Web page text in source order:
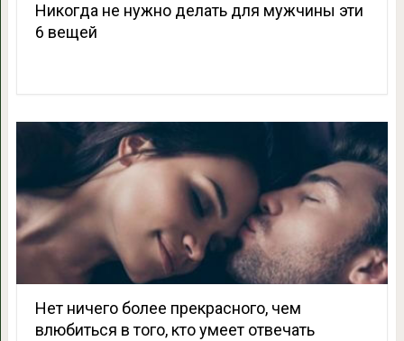
Никогда не нужно делать для мужчины эти
6 вещей
Нет ничего более прекрасного, чем
влюбиться в того, кто умеет отвечать